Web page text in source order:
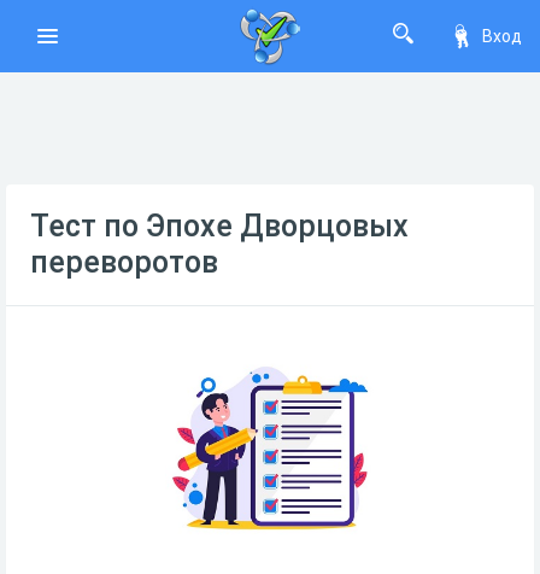
Вход
Тест по Эпохе Дворцовых
переворотов